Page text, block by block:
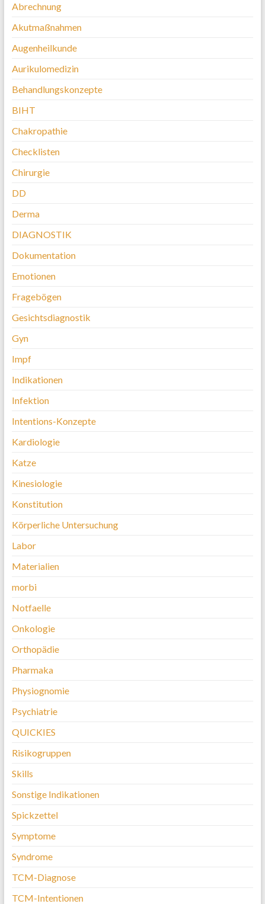
Abrechnung
Akutmaßnahmen
Augenheilkunde
Aurikulomedizin
Behandlungskonzepte
BIHT
Chakropathie
Checklisten
Chirurgie
DD
Derma
DIAGNOSTIK
Dokumentation
Emotionen
Fragebögen
Gesichtsdiagnostik
Gyn
Impf
Indikationen
Infektion
Intentions-Konzepte
Kardiologie
Katze
Kinesiologie
Konstitution
Körperliche Untersuchung
Labor
Materialien
morbi
Notfaelle
Onkologie
Orthopädie
Pharmaka
Physiognomie
Psychiatrie
QUICKIES
Risikogruppen
Skills
Sonstige Indikationen
Spickzettel
Symptome
Syndrome
TCM-Diagnose
TCM-Intentionen